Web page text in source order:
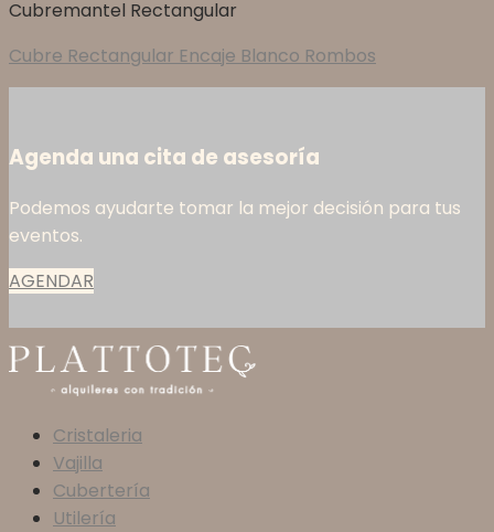
Cubremantel Rectangular
Cubre Rectangular Encaje Blanco Rombos
Agenda una cita de asesoría
Podemos ayudarte tomar la mejor decisión para tus
eventos.
AGENDAR
Cristaleria
Vajilla
Cubertería
Utilería